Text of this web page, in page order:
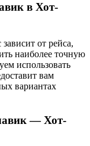
в Хот-
от рейса,
наиболее точную
использовать
вам
вариантах
— Хот-